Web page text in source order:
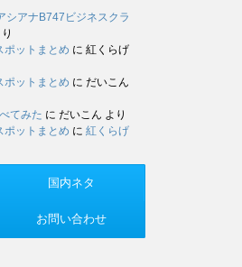
シアナB747ビジネスクラ
ポットまとめ に 紅くらげ
ポットまとめ に だいこん
てみた に だいこん より
ポットまとめ に 紅くらげ
国内ネタ
お問い合わせ